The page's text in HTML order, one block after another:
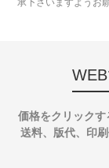
承下さいますようお
価格をクリック
送料、版代、印